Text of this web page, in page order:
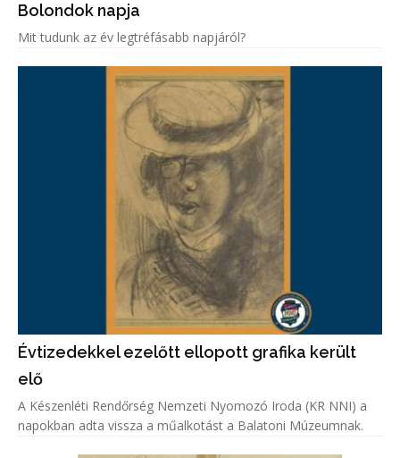
Bolondok napja
Mit tudunk az év legtréfásabb napjáról?
Évtizedekkel ezelőtt ellopott grafika került
elő
A Készenléti Rendőrség Nemzeti Nyomozó Iroda (KR NNI) a
napokban adta vissza a műalkotást a Balatoni Múzeumnak.